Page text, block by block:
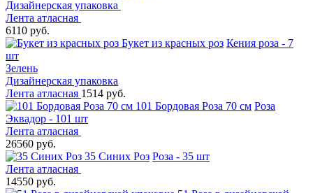
Дизайнерская упаковка
Лента атласная
6110 руб.
Букет из красных роз Кения роза - 7
шт
Зелень
Дизайнерская упаковка
Лента атласная 1514 руб.
101 Бордовая Роза 70 см Роза
Эквадор - 101 шт
Лента атласная
26560 руб.
35 Синих Роз Роза - 35 шт
Лента атласная
14550 руб.